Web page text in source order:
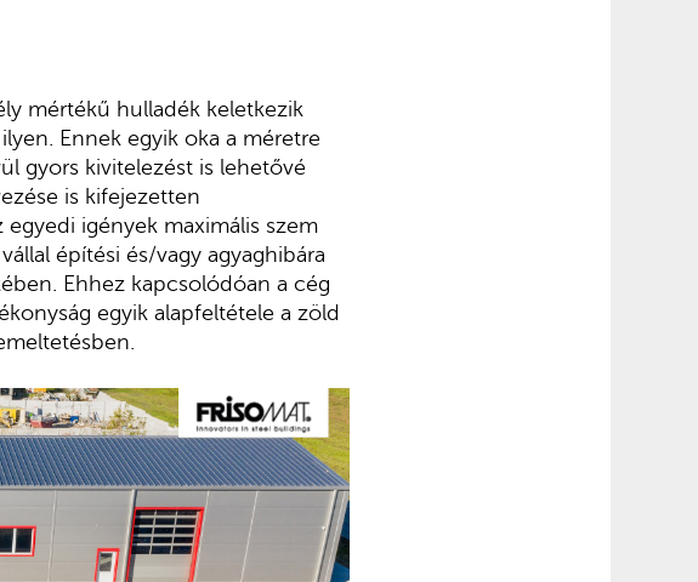
mértékű hulladék keletkezik
Ennek egyik oka a méretre
gyors kivitelezést is lehetővé
is kifejezetten
igények maximális szem
építési és/vagy agyaghibára
Ehhez kapcsolódóan a cég
egyik alapfeltétele a zöld